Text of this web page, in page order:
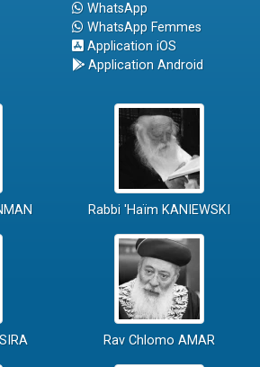
WhatsApp
WhatsApp Femmes
Application iOS
Application Android
Rabbi 'Haïm KANIEWSKI
Rav Chlomo AMAR